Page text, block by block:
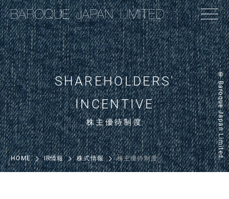
SHAREHOLDERS'
INCENTIVE
株主優待制度 © Baroque Japan Limited.
HOME IR情報 株式情報 株主優待制度